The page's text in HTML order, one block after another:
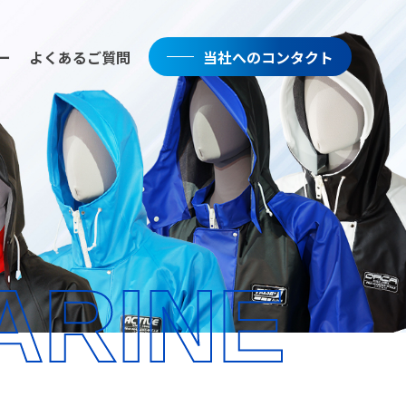
よくあるご質問 当社へのコンタクト